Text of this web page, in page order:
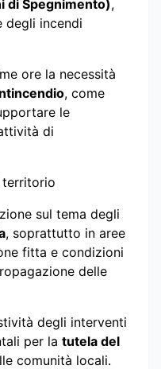
di Spegnimento),
degli incendi
ore la necessità
, come
le
di
territorio
sul tema degli
, soprattutto in aree
fitta e condizioni
delle
degli interventi
per la tutela del
comunità locali.